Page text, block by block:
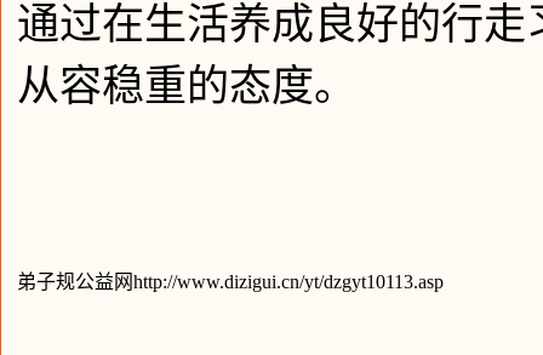
通过在生活养成良好的行
从容稳重的态度。
弟子规公益网http://www.dizigui.cn/yt/dzgyt10113.asp